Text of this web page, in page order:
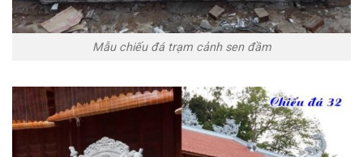
Mẫu chiếu đá trạm cảnh sen đầm